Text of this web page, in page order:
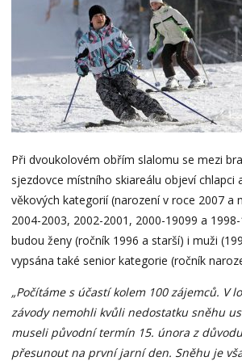
Při dvoukolovém obřím slalomu se mezi
sjezdovce místního skiareálu objeví chlapci
věkových kategorií (narození v roce 2007 a
2004-2003, 2002-2001, 2000-19099 a
budou ženy (ročník 1996 a starší) i muži
vypsána také senior kategorie (ročník
„Počítáme s účastí kolem 100 zájemců. V
závody nemohli kvůli nedostatku sněhu
museli původní termín 15. února z
přesunout na první jarní den. Sněhu je